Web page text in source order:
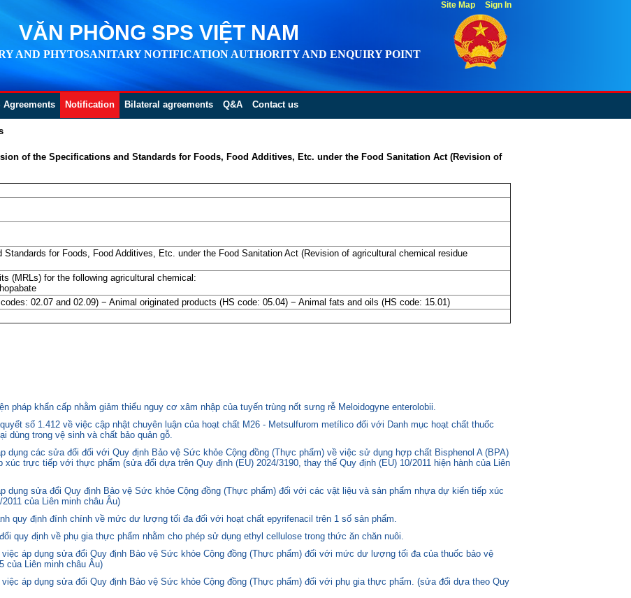
VĂN PHÒNG SPS VIỆT NAM
AND PHYTOSANITARY NOTIFICATION AUTHORITY AND ENQUIRY POINT
Agreements Notification Bilateral agreements Q&A Contact us
of the Specifications and Standards for Foods, Food Additives, Etc. under the Food Sanitation Act (Revision of
Standards for Foods, Food Additives, Etc. under the Food Sanitation Act (Revision of agricultural chemical residue
(MRLs) for the following agricultural chemical:
02.07 and 02.09) − Animal originated products (HS code: 05.04) − Animal fats and oils (HS code: 15.01)
pháp khẩn cấp nhằm giảm thiểu nguy cơ xâm nhập của tuyến trùng nốt sưng rễ Meloidogyne enterolobii.
số 1.412 về việc cập nhật chuyên luận của hoạt chất M26 - Metsulfurom metílico đối với Danh mục hoạt chất thuốc
dùng trong vệ sinh và chất bảo quản gỗ.
dụng các sửa đổi đối với Quy định Bảo vệ Sức khỏe Cộng đồng (Thực phẩm) về việc sử dụng hợp chất Bisphenol A (BPA)
trực tiếp với thực phẩm (sửa đổi dựa trên Quy định (EU) 2024/3190, thay thế Quy định (EU) 10/2011 hiện hành của Liên
dụng sửa đổi Quy định Bảo vệ Sức khỏe Cộng đồng (Thực phẩm) đối với các vật liệu và sản phẩm nhựa dự kiến tiếp xúc
của Liên minh châu Âu)
quy định đính chính về mức dư lượng tối đa đối với hoạt chất epyrifenacil trên 1 số sản phẩm.
quy định về phụ gia thực phẩm nhằm cho phép sử dụng ethyl cellulose trong thức ăn chăn nuôi.
áp dụng sửa đổi Quy định Bảo vệ Sức khỏe Cộng đồng (Thực phẩm) đối với mức dư lượng tối đa của thuốc bảo vệ
của Liên minh châu Âu)
áp dụng sửa đổi Quy định Bảo vệ Sức khỏe Cộng đồng (Thực phẩm) đối với phụ gia thực phẩm. (sửa đổi dựa theo Quy
Site Map Sign In